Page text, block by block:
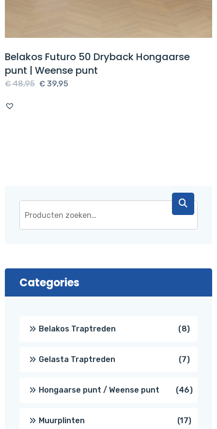
Belakos Futuro 50 Dryback Hongaarse
punt | Weense punt
€48,95 Oorspronkelijke
€ 39,95
Categories
Belakos Traptreden 88
Gelasta Traptreden 77
Hongaarse punt / Weense punt 4646
Muurplinten 1717